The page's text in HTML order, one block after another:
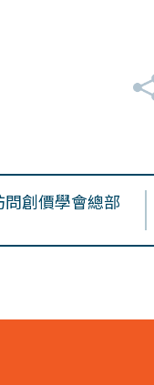
創價學會總部